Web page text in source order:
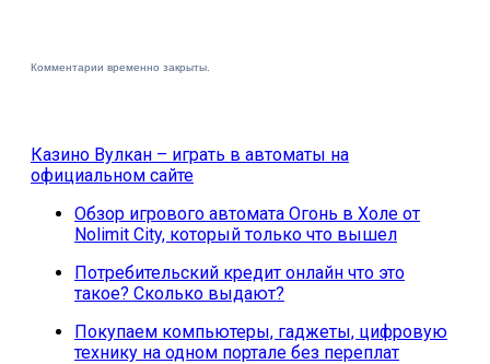
Комментарии временно закрыты.
Казино Вулкан – играть в автоматы на
официальном сайте
Обзор игрового автомата Огонь в Холе от
Nolimit City, который только что вышел
Потребительский кредит онлайн что это
такое? Сколько выдают?
Покупаем компьютеры, гаджеты, цифровую
технику на одном портале без переплат